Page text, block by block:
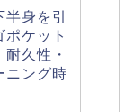
身を引
ケット
久性・
ニング時